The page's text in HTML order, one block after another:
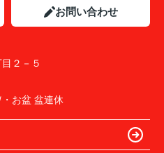
お問い合わせ
２－５
お盆 盆連休